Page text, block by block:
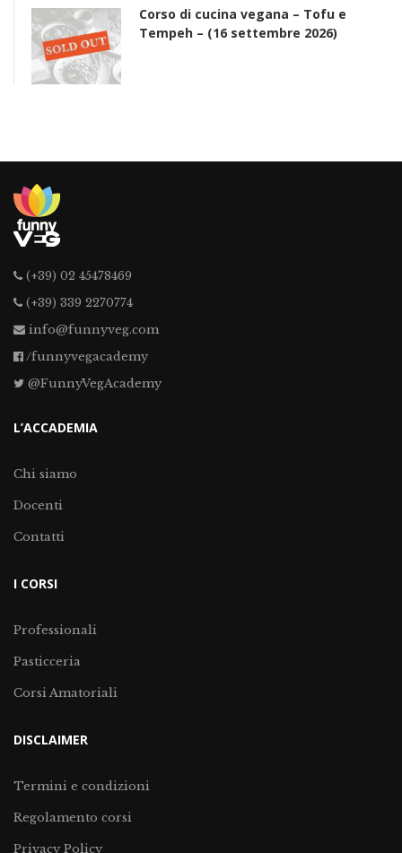
Corso di cucina vegana – Tofu e
Tempeh – (16 settembre 2026)
(+39) 02 45478469
(+39) 339 2270774
info@funnyveg.com
/funnyvegacademy
@FunnyVegAcademy
L’ACCADEMIA
Chi siamo
Docenti
Contatti
I CORSI
Professionali
Pasticceria
Corsi Amatoriali
DISCLAIMER
Termini e condizioni
Regolamento corsi
Privacy Policy